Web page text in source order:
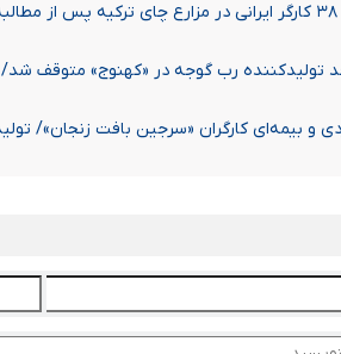
تولیدکننده رب گوجه در «کهنوج» متوقف شد/
و بیمه‌ای کارگران «سرجین بافت زنجان»/